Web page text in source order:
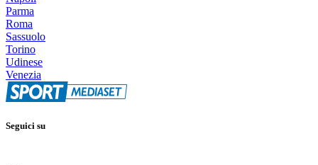
Parma
Roma
Sassuolo
Torino
Udinese
Venezia
Seguici su